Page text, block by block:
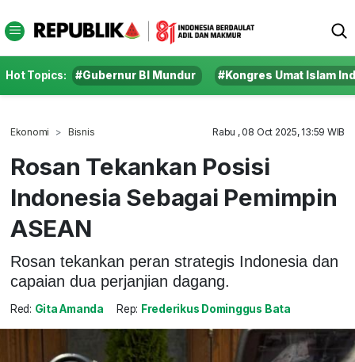
Hot Topics: #Gubernur BI Mundur #Kongres Umat Islam
Ekonomi Bisnis Rabu , 08 Oct 2025, 13:59 WIB
Rosan Tekankan Posisi
Indonesia Sebagai Pemimpin
ASEAN
Rosan tekankan peran strategis Indonesia dan
capaian dua perjanjian dagang.
Red: Gita Amanda Rep: Frederikus Dominggus Bata